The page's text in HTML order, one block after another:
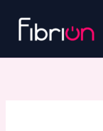
conteúdo